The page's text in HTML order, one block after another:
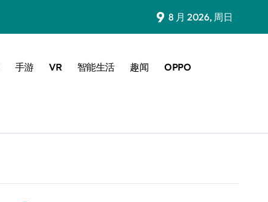
9 8 月 2026, 周日
手游 VR 智能生活 趣闻 OPPO